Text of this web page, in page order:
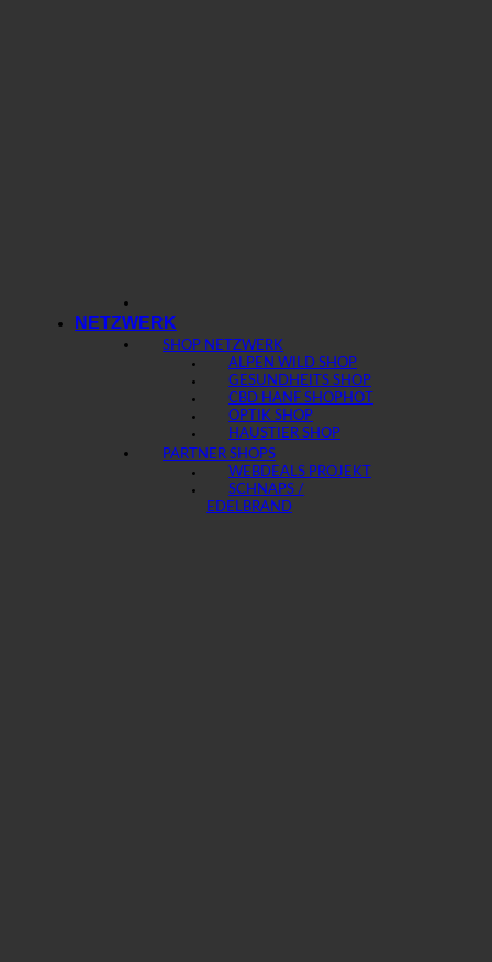
NETZWERK
SHOP NETZWERK
ALPEN WILD SHOP
GESUNDHEITS SHOP
CBD HANF SHOP
OPTIK SHOP
HAUSTIER SHOP
PARTNER SHOPS
WEBDEALS PROJEKT
SCHNAPS /
EDELBRAND